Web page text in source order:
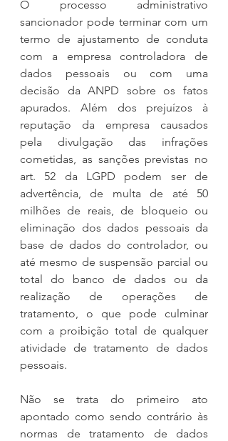
O processo administrativo
sancionador pode terminar com um
termo de ajustamento de conduta
com a empresa controladora de
dados pessoais ou com uma
decisão da ANPD sobre os fatos
apurados. Além dos prejuízos à
reputação da empresa causados
pela divulgação das infrações
cometidas, as sanções previstas no
art. 52 da LGPD podem ser de
advertência, de multa de até 50
milhões de reais, de bloqueio ou
eliminação dos dados pessoais da
base de dados do controlador, ou
até mesmo de suspensão parcial ou
total do banco de dados ou da
realização de operações de
tratamento, o que pode culminar
com a proibição total de qualquer
atividade de tratamento de dados
pessoais.
Não se trata do primeiro ato
apontado como sendo contrário às
normas de tratamento de dados